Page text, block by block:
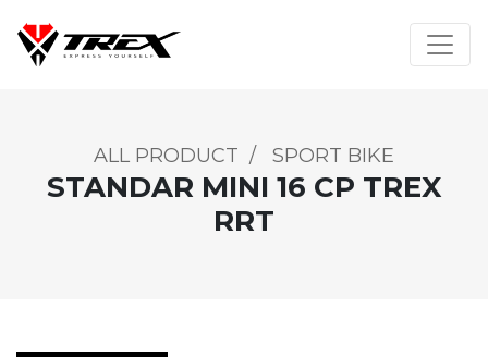
ALL PRODUCT / SPORT BIKE
STANDAR MINI 16 CP TREX
RRT